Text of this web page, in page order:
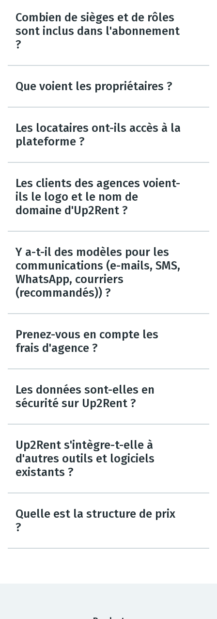
Combien de sièges et de rôles
sont inclus dans l'abonnement
?
Que voient les propriétaires ?
Les locataires ont-ils accès à la
plateforme ?
Les clients des agences voient-
ils le logo et le nom de
domaine d'Up2Rent ?
Y a-t-il des modèles pour les
communications (e-mails, SMS,
WhatsApp, courriers
(recommandés)) ?
Prenez-vous en compte les
frais d'agence ?
Les données sont-elles en
sécurité sur Up2Rent ?
Up2Rent s'intègre-t-elle à
d'autres outils et logiciels
existants ?
Quelle est la structure de prix
?